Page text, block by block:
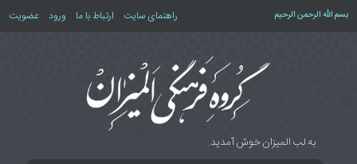
بسم الله الرحمن الرحیم راهنمای سایت ارتباط با ما ورود عضویت
به لب المیزان خوش آمدید.